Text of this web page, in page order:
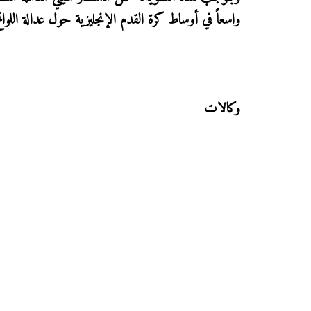
واسعاً في أوساط كرة القدم الإنجليزية حول عدالة
وكالات